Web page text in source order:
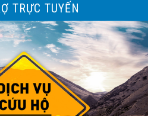
TRỰC TUYẾN